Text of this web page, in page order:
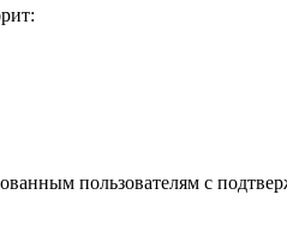
пользователям с